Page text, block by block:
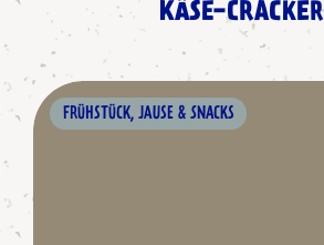
KÄSE-CRACKER
FRÜHSTÜCK, JAUSE & SNACKS